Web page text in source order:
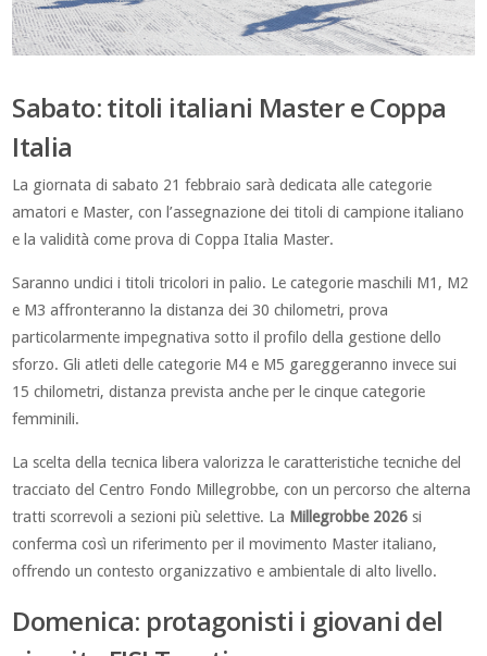
Sabato: titoli italiani Master e Coppa
Italia
La giornata di sabato 21 febbraio sarà dedicata alle categorie
amatori e Master, con l’assegnazione dei titoli di campione italiano
e la validità come prova di Coppa Italia Master.
Saranno undici i titoli tricolori in palio. Le categorie maschili M1, M2
e M3 affronteranno la distanza dei 30 chilometri, prova
particolarmente impegnativa sotto il profilo della gestione dello
sforzo. Gli atleti delle categorie M4 e M5 gareggeranno invece sui
15 chilometri, distanza prevista anche per le cinque categorie
femminili.
La scelta della tecnica libera valorizza le caratteristiche tecniche del
tracciato del Centro Fondo Millegrobbe, con un percorso che alterna
tratti scorrevoli a sezioni più selettive. La Millegrobbe 2026 si
conferma così un riferimento per il movimento Master italiano,
offrendo un contesto organizzativo e ambientale di alto livello.
Domenica: protagonisti i giovani del